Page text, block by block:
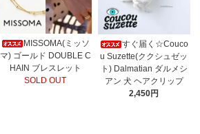
MISSOMA(ミッソ
マ) ゴールド DOUBLE C
HAIN ブレスレット
SOLD OUT
すぐ届く☆Couco
u Suzette(ククシュゼッ
ト) Dalmatian ダルメシ
アン 犬 ヘアクリップ
2,450円